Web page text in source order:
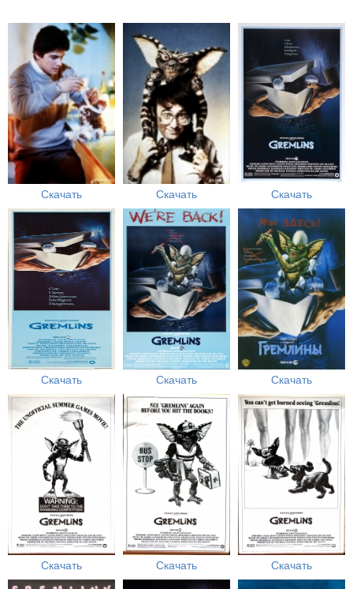
Скачать Скачать Скачать
Скачать Скачать Скачать
Скачать Скачать Скачать